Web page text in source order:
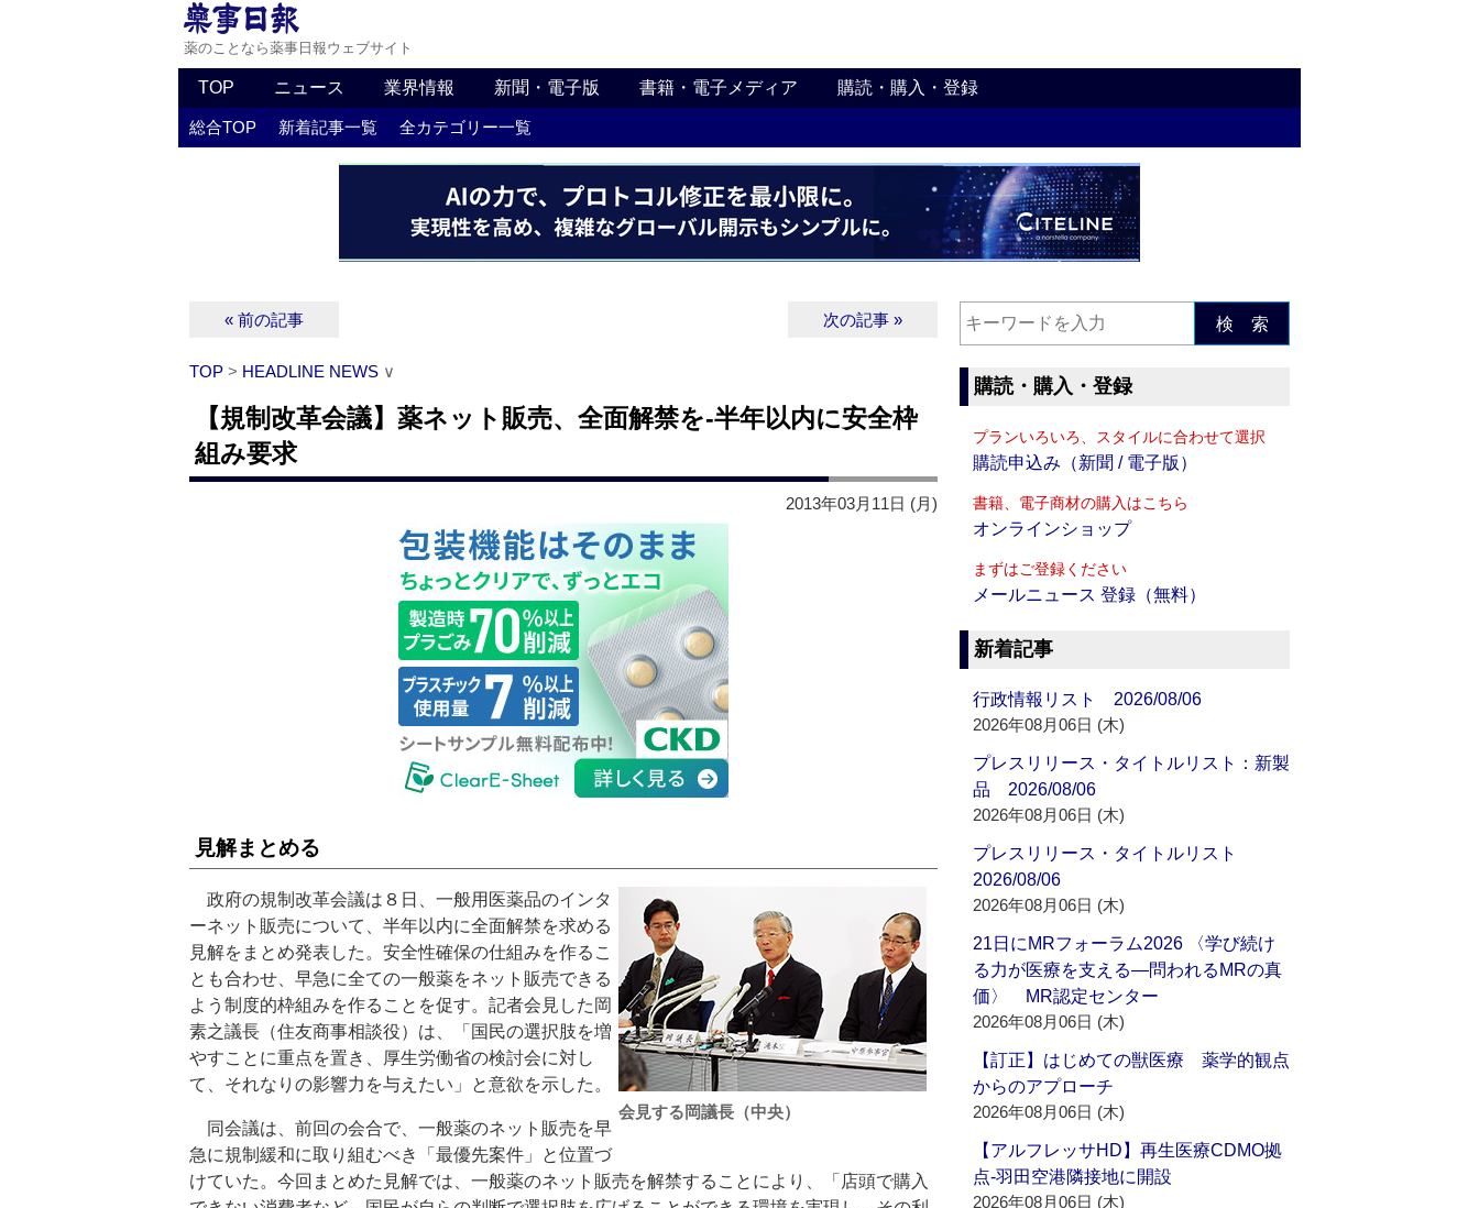
薬のことなら薬事日報ウェブサイト
TOP ニュース 業界情報 新聞・電子版 書籍・電子メディア 購読・購入・登録
総合TOP 新着記事一覧 全カテゴリー一覧
« 前の記事 次の記事 »
TOP > HEADLINE NEWS ∨
【規制改革会議】薬ネット販売、全面解禁を‐半年以内に安全枠
組み要求
2013年03月11日 (月)
見解まとめる
会見する岡議長（中央）
政府の規制改革会議は８日、一般用医薬品のインタ
ーネット販売について、半年以内に全面解禁を求める
見解をまとめ発表した。安全性確保の仕組みを作るこ
とも合わせ、早急に全ての一般薬をネット販売できる
よう制度的枠組みを作ることを促す。記者会見した岡
素之議長（住友商事相談役）は、「国民の選択肢を増
やすことに重点を置き、厚生労働省の検討会に対し
て、それなりの影響力を与えたい」と意欲を示した。
同会議は、前回の会合で、一般薬のネット販売を早
急に規制緩和に取り組むべき「最優先案件」と位置づ
けていた。今回まとめた見解では、一般薬のネット販売を解禁することにより、「店頭で購入
検 索
購読・購入・登録
プランいろいろ、スタイルに合わせて選択
購読申込み（新聞 / 電子版）
書籍、電子商材の購入はこちら
オンラインショップ
まずはご登録ください
メールニュース 登録（無料）
新着記事
行政情報リスト 2026/08/06
2026年08月06日 (木)
プレスリリース・タイトルリスト：新製
品 2026/08/06
2026年08月06日 (木)
プレスリリース・タイトルリスト
2026/08/06
2026年08月06日 (木)
21日にMRフォーラム2026 〈学び続け
る力が医療を支える―問われるMRの真
価〉 MR認定センター
2026年08月06日 (木)
【訂正】はじめての獣医療 薬学的観点
からのアプローチ
2026年08月06日 (木)
【アルフレッサHD】再生医療CDMO拠
点‐羽田空港隣接地に開設
2026年08月06日 (木)